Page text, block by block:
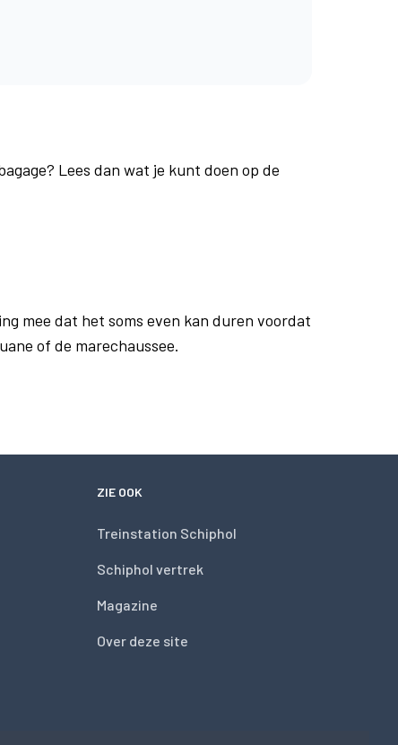
Lees dan wat je kunt doen op de
mee dat het soms even kan duren voordat
of de marechaussee.
ZIE OOK
Treinstation Schiphol
Schiphol vertrek
Magazine
Over deze site